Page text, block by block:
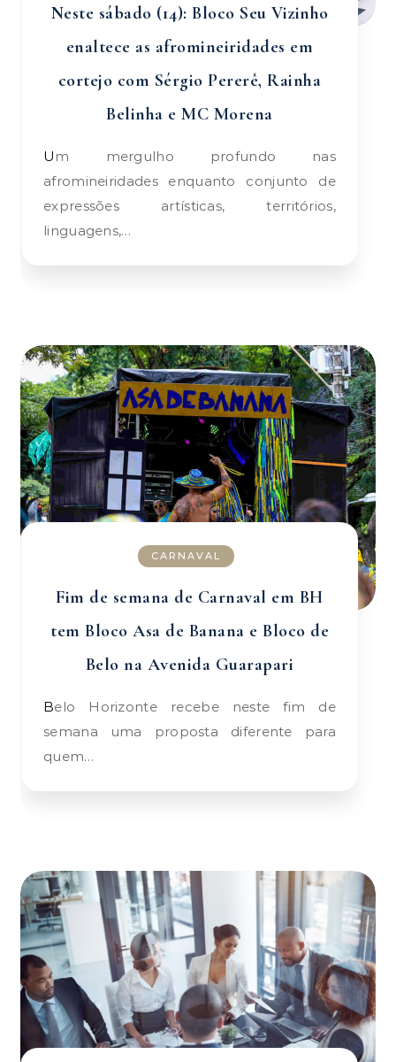
Neste sábado (14): Bloco Seu Vizinho
enaltece as afromineiridades em
cortejo com Sérgio Pererê, Rainha
Belinha e MC Morena
Um mergulho profundo nas
afromineiridades enquanto conjunto de
expressões artísticas, territórios,
linguagens,…
CARNAVAL
Fim de semana de Carnaval em BH
tem Bloco Asa de Banana e Bloco de
Belo na Avenida Guarapari
Belo Horizonte recebe neste fim de
semana uma proposta diferente para
quem…